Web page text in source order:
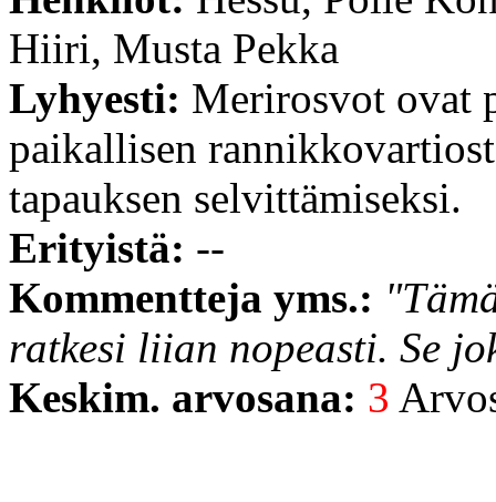
Hiiri, Musta Pekka
Lyhyesti: Merirosvot ovat
paikallisen
tapauksen selvittämiseksi.
Erityistä: --
Kommentteja yms.:
ratkesi liian nopeasti. Se
Keskim. arvosana: 3